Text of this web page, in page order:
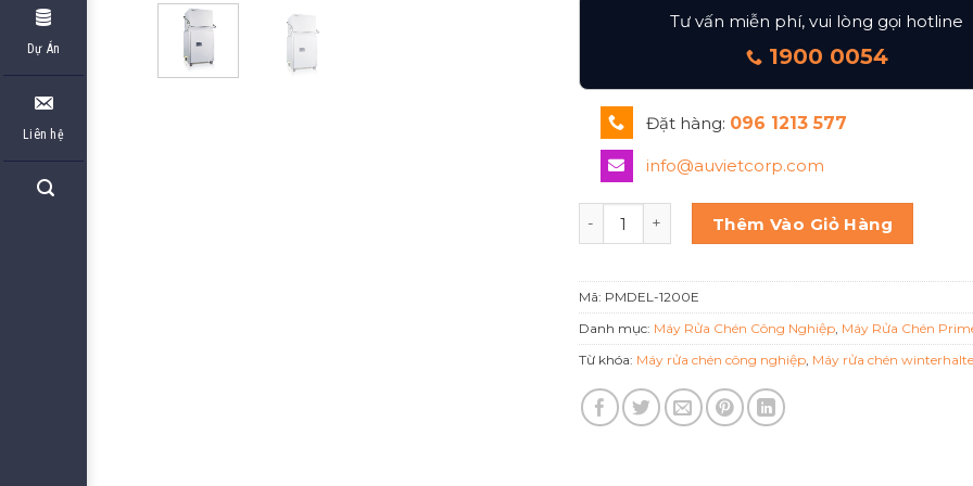
Dự Án
Liên hệ
Tư vấn miễn phí, vui lòng gọi hotline
1900 0054
Đặt hàng: 096 1213 577
info@auvietcorp.com
MÁY RỬA CHÉN CÔNG NGHIỆP PMDEL-1200E số
Thêm Vào Giỏ Hàng
Mã: PMDEL-1200E
Danh mục: Máy Rửa Chén Công Nghiệp, Máy Rửa Chén
Từ khóa: Máy rửa chén công nghiệp, Máy rửa chén